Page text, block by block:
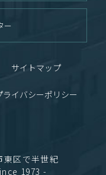
東区で半世紀
1973 -
ー
サイトマップ
ライバシーポリシー